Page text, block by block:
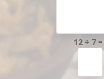
12 + 7 =